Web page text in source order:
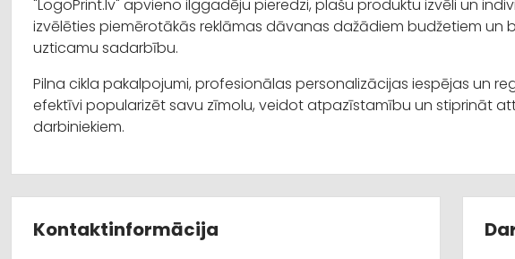
"LogoPrint.lv" apvieno ilggadēju pieredzi, plašu produktu izvēli un
izvēlēties piemērotākās reklāmas dāvanas dažādiem budžetiem un
uzticamu sadarbību.
Pilna cikla pakalpojumi, profesionālas personalizācijas iespējas un
efektīvi popularizēt savu zīmolu, veidot atpazīstamību un stiprināt
darbiniekiem.
Kontaktinformācija